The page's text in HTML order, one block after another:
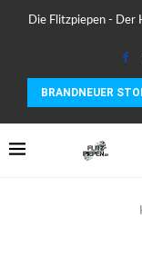
Die Flitzpiepen - Der
BRANDNEUER
COROS PACE 4 IM